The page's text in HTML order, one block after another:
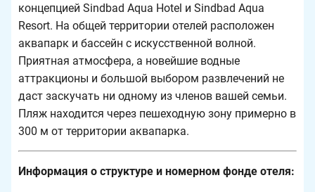
концепцией Sindbad Aqua Hotel и Sindbad Aqua
Resort. На общей территории отелей расположен
аквапарк и бассейн с искусственной волной.
Приятная атмосфера, а новейшие водные
аттракционы и большой выбором развлечений не
даст заскучать ни одному из членов вашей семьи.
Пляж находится через пешеходную зону примерно в
300 м от территории аквапарка.
Информация о структуре и номерном фонде отеля: